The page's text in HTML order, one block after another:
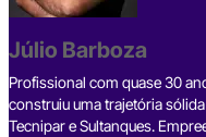
o
o
k
s
Júlio Barboza
Profissional com quase 30
construiu uma trajetória
Tecnipar e Sultanques.